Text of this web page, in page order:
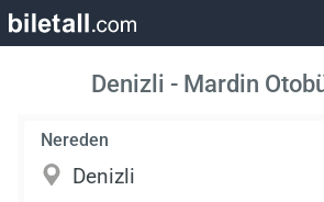
Denizli - Mardin
Nereden